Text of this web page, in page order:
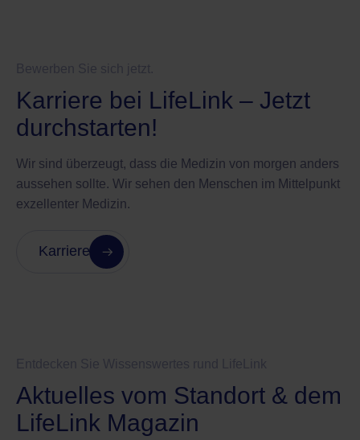
Karriere bei LifeLink – Jetzt
durchstarten!
Wir sind überzeugt, dass die Medizin von morgen anders
aussehen sollte. Wir sehen den Menschen im Mittelpunkt
exzellenter Medizin.
Karriere
Aktuelles vom Standort & dem
LifeLink Magazin